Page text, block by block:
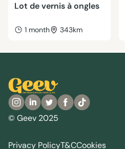
Lot de vernis à ongles
1 month 343km
© Geev 2025
Privacy PolicyT&CCookies